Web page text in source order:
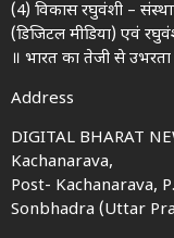
(4) विकास रघुवंशी –
(डिजिटल मीडिया) एवं
॥ भारत का तेजी से उभरता
Address
DIGITAL BHARAT
Kachanarava,
Post- Kachanarava,
Sonbhadra (Uttar